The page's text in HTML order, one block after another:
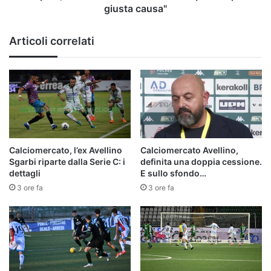
giusta causa"
Articoli correlati
Calciomercato, l’ex Avellino
Sgarbi riparte dalla Serie C: i
dettagli
3 ore fa
Calciomercato Avellino,
definita una doppia cessione.
E sullo sfondo…
3 ore fa